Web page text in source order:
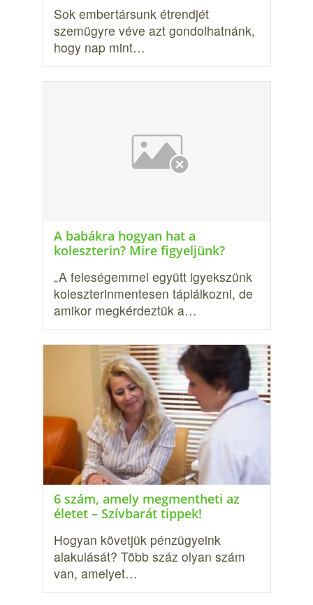
Sok embertársunk étrendjét
szemügyre véve azt gondolhatnánk,
hogy nap mint…
A babákra hogyan hat a
koleszterin? Mire figyeljünk?
„A feleségemmel együtt igyekszünk
koleszterinmentesen táplálkozni, de
amikor megkérdeztük a…
6 szám, amely megmentheti az
életet – Szívbarát tippek!
Hogyan követjük pénzügyeink
alakulását? Több száz olyan szám
van, amelyet…